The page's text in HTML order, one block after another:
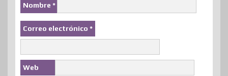
Nombre *
Correo electrónico *
Web